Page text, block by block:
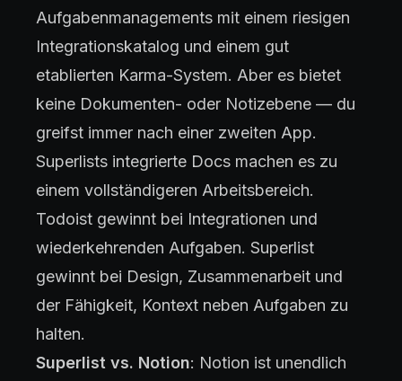
Aufgabenmanagements mit einem riesigen
Integrationskatalog und einem gut
etablierten Karma-System. Aber es bietet
keine Dokumenten- oder Notizebene — du
greifst immer nach einer zweiten App.
Superlists integrierte Docs machen es zu
einem vollständigeren Arbeitsbereich.
Todoist gewinnt bei Integrationen und
wiederkehrenden Aufgaben. Superlist
gewinnt bei Design, Zusammenarbeit und
der Fähigkeit, Kontext neben Aufgaben zu
halten.
Superlist vs. Notion: Notion ist unendlich